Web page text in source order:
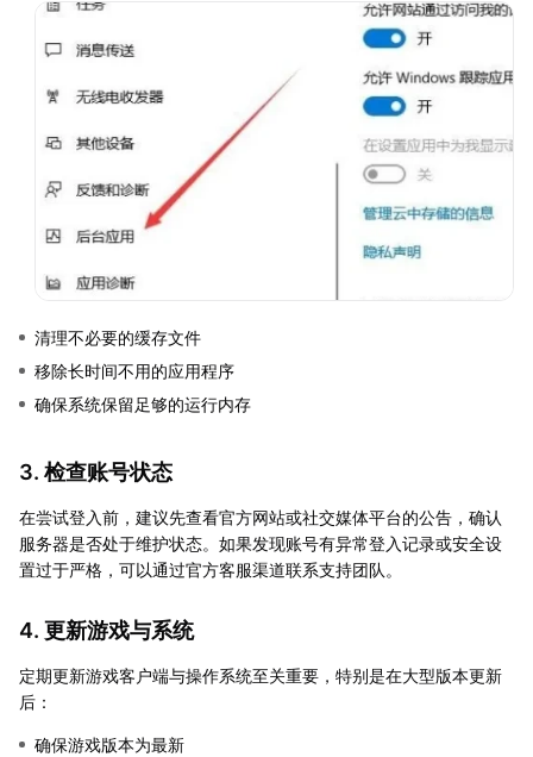
清理不必要的缓存文件
移除长时间不用的应用程序
确保系统保留足够的运行内存
3. 检查账号状态
在尝试登入前，建议先查看官方网站或社交媒体平台的公告，确认
服务器是否处于维护状态。如果发现账号有异常登入记录或安全设
置过于严格，可以通过官方客服渠道联系支持团队。
4. 更新游戏与系统
定期更新游戏客户端与操作系统至关重要，特别是在大型版本更新
后：
确保游戏版本为最新